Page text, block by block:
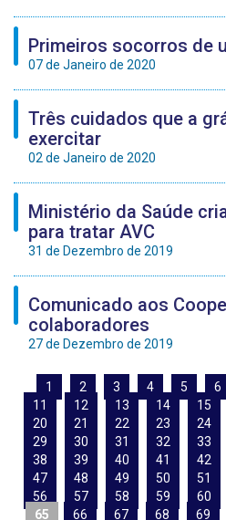
Primeiros socorros de
07 de Janeiro de 2020
Três cuidados que a
exercitar
02 de Janeiro de 2020
Ministério da Saúde
para tratar AVC
31 de Dezembro de 2019
Comunicado aos
colaboradores
27 de Dezembro de 2019
1 2 3 4 5 6
11
12 13 14 15
20
21 22 23 24
29
30 31 32 33
38
39 40 41 42
47
48 49 50 51
56
57 58 59 60
65
66 67 68 69